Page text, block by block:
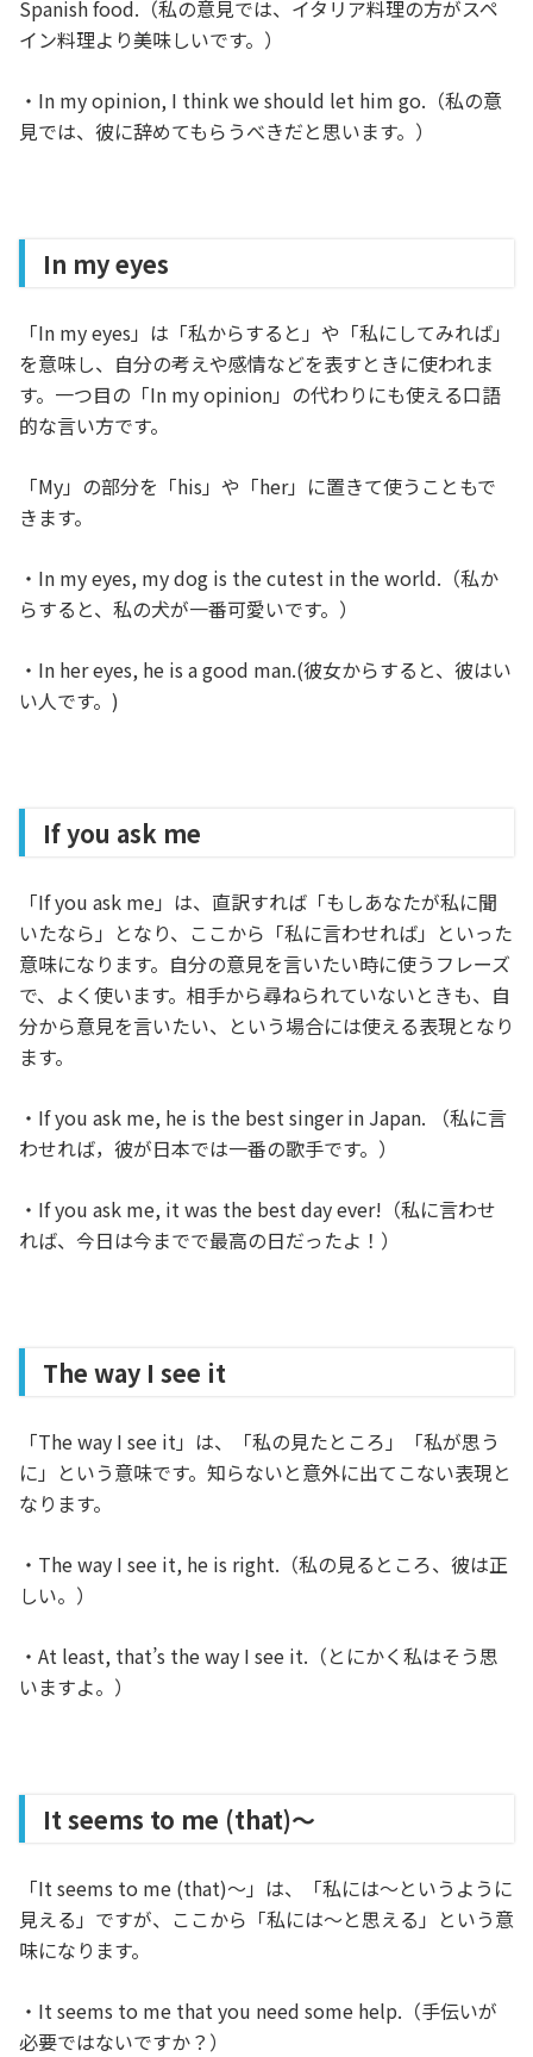
Spanish food.（私の意見では、イタリア料理の方がスペ
イン料理より美味しいです。）
・In my opinion, I think we should let him go.（私の意
見では、彼に辞めてもらうべきだと思います。）
In my eyes
「In my eyes」は「私からすると」や「私にしてみれば」
を意味し、自分の考えや感情などを表すときに使われま
す。一つ目の「In my opinion」の代わりにも使える口語
的な言い方です。
「My」の部分を「his」や「her」に置きて使うこともで
きます。
・In my eyes, my dog is the cutest in the world.（私か
らすると、私の犬が一番可愛いです。）
・In her eyes, he is a good man.(彼女からすると、彼はい
い人です。)
If you ask me
「If you ask me」は、直訳すれば「もしあなたが私に聞
いたなら」となり、ここから「私に言わせれば」といった
意味になります。自分の意見を言いたい時に使うフレーズ
で、よく使います。相手から尋ねられていないときも、自
分から意見を言いたい、という場合には使える表現となり
ます。
・If you ask me, he is the best singer in Japan. （私に言
わせれば，彼が日本では一番の歌手です。）
・If you ask me, it was the best day ever!（私に言わせ
れば、今日は今までで最高の日だったよ！）
The way I see it
「The way I see it」は、「私の見たところ」「私が思う
に」という意味です。知らないと意外に出てこない表現と
なります。
・The way I see it, he is right.（私の見るところ、彼は正
しい。）
・At least, that’s the way I see it.（とにかく私はそう思
いますよ。）
It seems to me (that)～
「It seems to me (that)～」は、「私には～というように
見える」ですが、ここから「私には～と思える」という意
味になります。
・It seems to me that you need some help.（手伝いが
必要ではないですか？）